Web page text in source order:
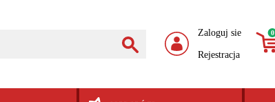
Zaloguj sie
Rejestracja
0